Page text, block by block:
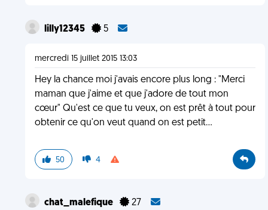
lilly12345 5
mercredi 15 juillet 2015 13:03
Hey la chance moi j'avais encore plus long : "Merci
maman que j'aime et que j'adore de tout mon
cœur" Qu'est ce que tu veux, on est prêt à tout pour
obtenir ce qu'on veut quand on est petit...
50 4
chat_malefique 27